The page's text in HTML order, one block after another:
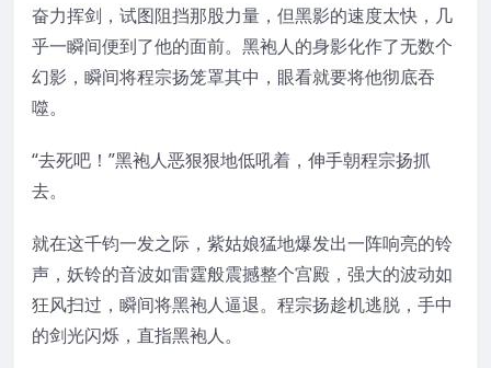
奋力挥剑，试图阻挡那股力量，但黑影的速度太快，几
乎一瞬间便到了他的面前。黑袍人的身影化作了无数个
幻影，瞬间将程宗扬笼罩其中，眼看就要将他彻底吞
噬。
“去死吧！”黑袍人恶狠狠地低吼着，伸手朝程宗扬抓
去。
就在这千钧一发之际，紫姑娘猛地爆发出一阵响亮的铃
声，妖铃的音波如雷霆般震撼整个宫殿，强大的波动如
狂风扫过，瞬间将黑袍人逼退。程宗扬趁机逃脱，手中
的剑光闪烁，直指黑袍人。